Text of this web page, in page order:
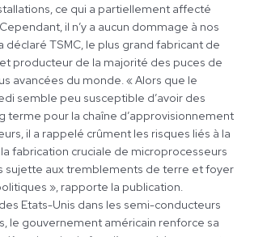
ce qui a partiellement affecté
il n’y a aucun dommage à nos
déclaré TSMC, le plus grand fabricant de
producteur de la majorité des puces de
avancées du monde. « Alors que le
semble peu susceptible d’avoir des
terme pour la chaîne d’approvisionnement
il a rappelé crûment les risques liés à la
fabrication cruciale de microprocesseurs
sujette aux tremblements de terre et foyer
», rapporte la publication.
Etats-Unis dans les semi-conducteurs
le gouvernement américain renforce sa